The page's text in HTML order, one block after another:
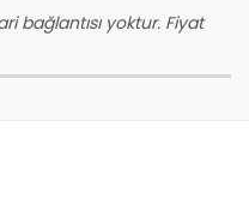
bağlantısı yoktur. Fiyat